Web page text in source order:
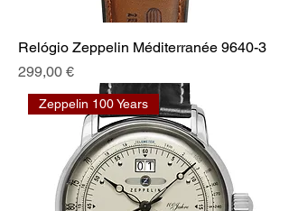
Relógio Zeppelin Méditerranée 9640-3
Prix
299,00 €
Zeppelin 100 Years